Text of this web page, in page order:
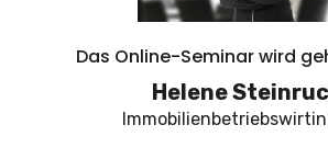
Das Online-Seminar wird
Helene